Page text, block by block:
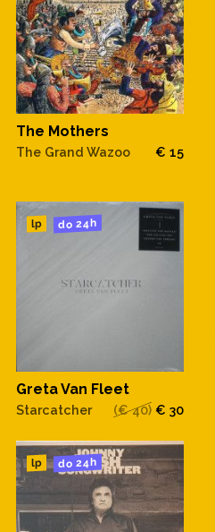
The Mothers
The Grand Wazoo € 15
lp do 24h
Greta Van Fleet
Starcatcher (€ 40) € 30
lp do 24h